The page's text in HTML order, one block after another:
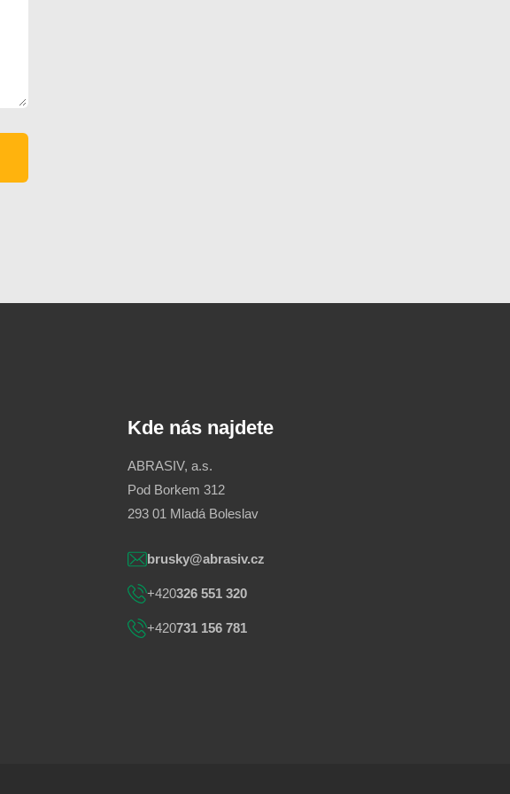
Kde nás najdete
ABRASIV, a.s.
Pod Borkem 312
293 01 Mladá Boleslav
brusky@abrasiv.cz
+420326 551 320
+420731 156 781